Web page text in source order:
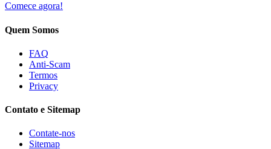
Comece agora!
Quem Somos
FAQ
Anti-Scam
Termos
Privacy
Contato e Sitemap
Contate-nos
Sitemap